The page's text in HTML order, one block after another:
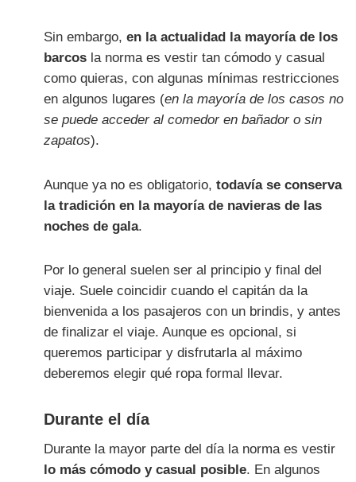
Sin embargo, en la actualidad la mayoría de los
barcos la norma es vestir tan cómodo y casual
como quieras, con algunas mínimas restricciones
en algunos lugares (en la mayoría de los casos no
se puede acceder al comedor en bañador o sin
zapatos).
Aunque ya no es obligatorio, todavía se conserva
la tradición en la mayoría de navieras de las
noches de gala.
Por lo general suelen ser al principio y final del
viaje. Suele coincidir cuando el capitán da la
bienvenida a los pasajeros con un brindis, y antes
de finalizar el viaje. Aunque es opcional, si
queremos participar y disfrutarla al máximo
deberemos elegir qué ropa formal llevar.
Durante el día
Durante la mayor parte del día la norma es vestir
lo más cómodo y casual posible. En algunos